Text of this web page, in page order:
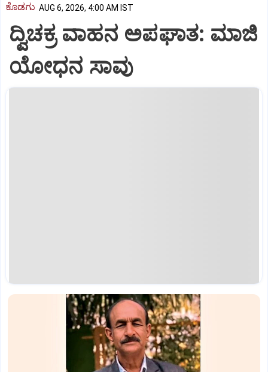
ಕೊಡಗು AUG 6, 2026, 4:00 AM IST
ದ್ವಿಚಕ್ರ ವಾಹನ ಅಪಘಾತ: ಮಾಜಿ
ಯೋಧನ ಸಾವು